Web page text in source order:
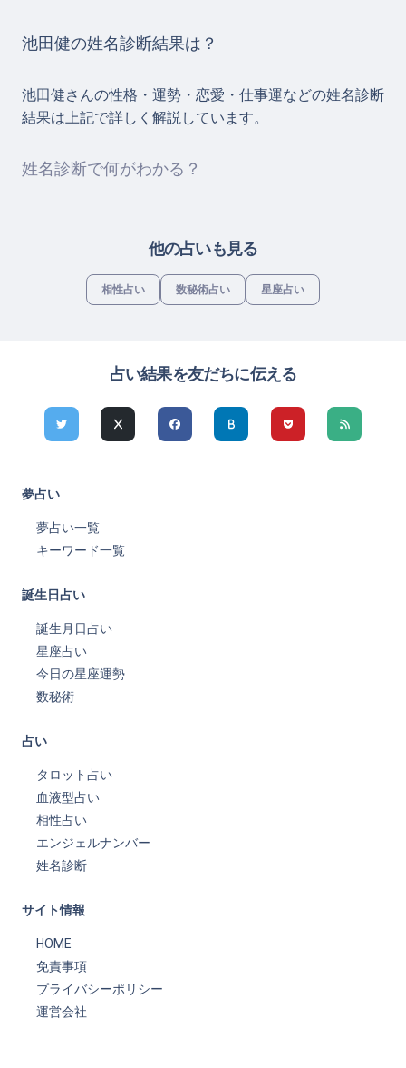
池田健の姓名診断結果は？
池田健さんの性格・運勢・恋愛・仕事運などの姓名診断
結果は上記で詳しく解説しています。
姓名診断で何がわかる？
他の占いも見る
相性占い 数秘術占い 星座占い
占い結果を友だちに伝える
夢占い
夢占い一覧
キーワード一覧
誕生日占い
誕生月日占い
星座占い
今日の星座運勢
数秘術
占い
タロット占い
血液型占い
相性占い
エンジェルナンバー
姓名診断
サイト情報
HOME
免責事項
プライバシーポリシー
運営会社